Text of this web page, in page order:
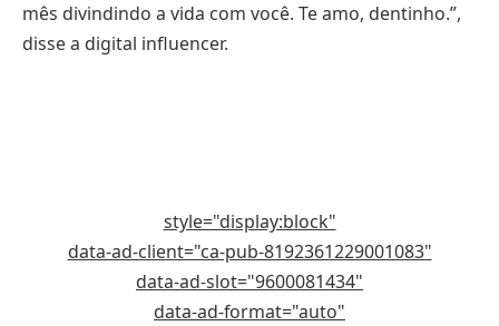
mês divindindo a vida com você. Te amo, dentinho.”,
disse a digital influencer.
style="display:block"
data-ad-client="ca-pub-8192361229001083"
data-ad-slot="9600081434"
data-ad-format="auto"